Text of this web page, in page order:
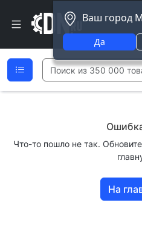
Ваш город
Да
Что-то пошло не так.
На